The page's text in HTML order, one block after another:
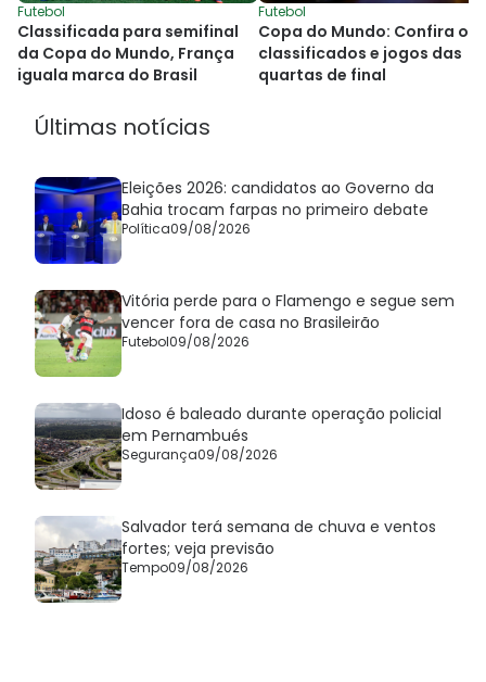
Futebol
Classificada para semifinal
da Copa do Mundo, França
iguala marca do Brasil
Futebol
Copa do Mundo: Confira os
classificados e jogos das
quartas de final
Últimas notícias
Eleições 2026: candidatos ao Governo da
Bahia trocam farpas no primeiro debate
Política09/08/2026
Vitória perde para o Flamengo e segue sem
vencer fora de casa no Brasileirão
Futebol09/08/2026
Idoso é baleado durante operação policial
em Pernambués
Segurança09/08/2026
Salvador terá semana de chuva e ventos
fortes; veja previsão
Tempo09/08/2026